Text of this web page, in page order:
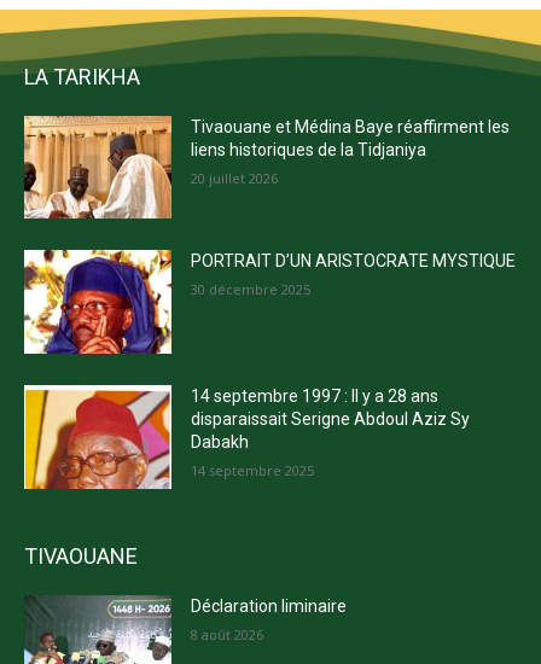
LA TARIKHA
Tivaouane et Médina Baye réaffirment les
liens historiques de la Tidjaniya
20 juillet 2026
PORTRAIT D’UN ARISTOCRATE MYSTIQUE
30 décembre 2025
14 septembre 1997 : Il y a 28 ans
disparaissait Serigne Abdoul Aziz Sy
Dabakh
14 septembre 2025
TIVAOUANE
Déclaration liminaire
8 août 2026